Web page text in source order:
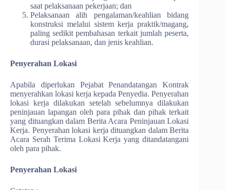
saat pelaksanaan pekerjaan; dan
Pelaksanaan alih pengalaman/keahlian bidang
konstruksi melalui sistem kerja praktik/magang,
paling sedikit pembahasan terkait jumlah peserta,
durasi pelaksanaan, dan jenis keahlian.
Penyerahan Lokasi
Apabila diperlukan Pejabat Penandatangan Kontrak
menyerahkan lokasi kerja kepada Penyedia. Penyerahan
lokasi kerja dilakukan setelah sebelumnya dilakukan
peninjauan lapangan oleh para pihak dan pihak terkait
yang dituangkan dalam Berita Acara Peninjauan Lokasi
Kerja. Penyerahan lokasi kerja dituangkan dalam Berita
Acara Serah Terima Lokasi Kerja yang ditandatangani
oleh para pihak.
Penyerahan Lokasi